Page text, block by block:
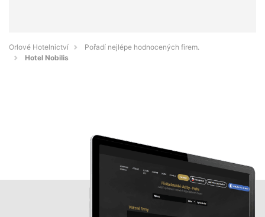
Orlové Hotelnictví
Pořadí nejlépe hodnocených firem.
Hotel Nobilis